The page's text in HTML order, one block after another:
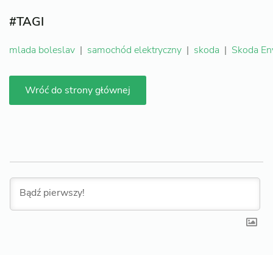
#TAGI
mlada boleslav | samochód elektryczny | skoda | Skoda
Wróć do strony głównej